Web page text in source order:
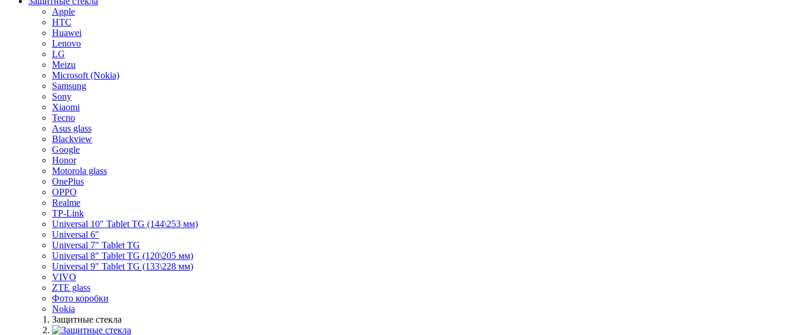
Apple
HTC
Huawei
Lenovo
LG
Meizu
Microsoft (Nokia)
Samsung
Sony
Xiaomi
Tecno
Asus glass
Blackview
Google
Honor
Motorola glass
OnePlus
OPPO
Realme
TP-Link
Universal 10" Tablet TG (144\253 мм)
Universal 6"
Universal 7" Tablet TG
Universal 8" Tablet TG (120\205 мм)
Universal 9" Tablet TG (133\228 мм)
VIVO
ZTE glass
Фото коробки
Nokia
Защитные стекла